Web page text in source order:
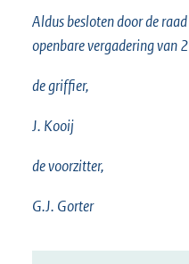
Aldus besloten door de
openbare vergadering van
de griffier,
J. Kooij
de voorzitter,
G.J. Gorter